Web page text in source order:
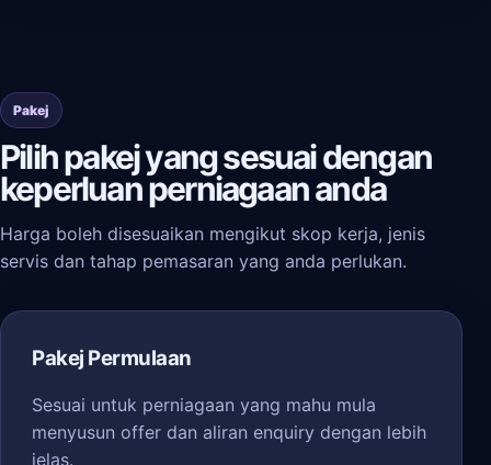
Pakej
Pilih pakej yang sesuai dengan
keperluan perniagaan anda
Harga boleh disesuaikan mengikut skop kerja, jenis
servis dan tahap pemasaran yang anda perlukan.
Pakej Permulaan
Sesuai untuk perniagaan yang mahu mula
menyusun offer dan aliran enquiry dengan lebih
jelas.